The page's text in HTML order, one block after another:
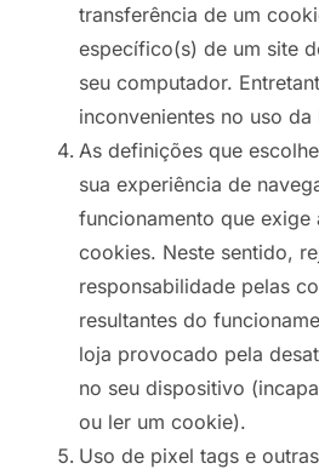
transferência de um
específico(s) de um site
seu computador.
inconvenientes no uso da
As definições que
sua experiência de
funcionamento que exige
cookies. Neste sentido,
responsabilidade pelas
resultantes do
loja provocado pela
no seu dispositivo
ou ler um cookie).
Uso de pixel tags e